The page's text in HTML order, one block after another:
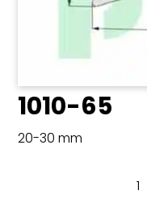
1010-65
20-30 mm
1